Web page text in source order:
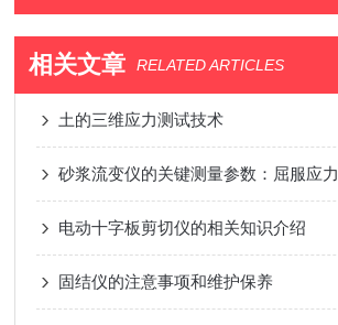
相关文章 RELATED ARTICLES
土的三维应力测试技术
砂浆流变仪的关键测量参数：屈服应
电动十字板剪切仪的相关知识介绍
固结仪的注意事项和维护保养